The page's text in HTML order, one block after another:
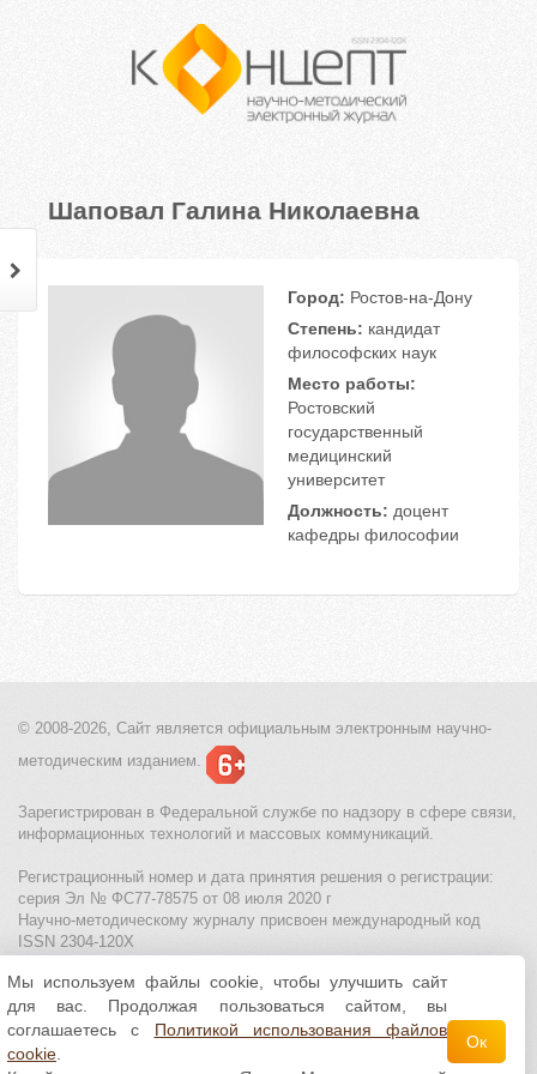
Шаповал Галина Николаевна
Город: Ростов-на-Дону
Степень: кандидат
философских наук
Место работы:
Ростовский
государственный
медицинский
университет
Должность: доцент
кафедры философии
© 2008-2026, Сайт является официальным электронным научно-
методическим изданием.
Зарегистрирован в Федеральной службе по надзору в сфере связи,
информационных технологий и массовых коммуникаций.
Регистрационный номер и дата принятия решения о регистрации:
серия Эл № ФС77-78575 от 08 июля 2020 г
Научно-методическому журналу присвоен международный код
ISSN 2304-120X
МЦИТО|Школьные олимпиады и онлайн конкурсы для детей
Политика использования файлов cookie| Политика обработки и
защиты персональных данных
Мы используем файлы cookie, чтобы улучшить сайт
для вас. Продолжая пользоваться сайтом, вы
соглашаетесь с Политикой использования файлов
cookie
Ок